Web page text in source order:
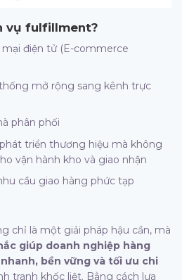
vụ fulfillment?
điện tử (E-commerce
mở rộng sang kênh trực
phân phối
triển thương hiệu mà không
vận hành kho và giao nhận
cầu giao hàng phức tạp
chỉ là một giải pháp hậu cần, mà
giúp doanh nghiệp hàng
bền vững và tối ưu chi
tranh khốc liệt. Bằng cách lựa